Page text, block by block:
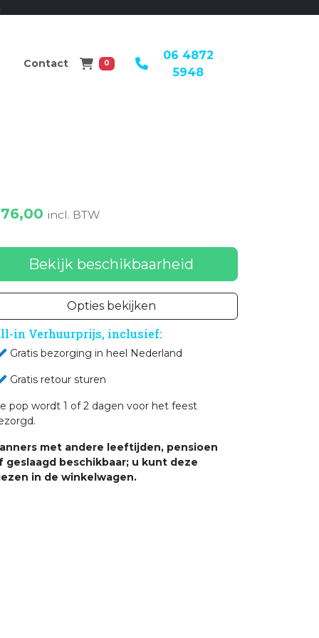
Contact Winkelwagen
0
06 4872
5948
76,00 incl. BTW
Bekijk beschikbaarheid
Opties bekijken
in Verhuurprijs, inclusief:
Gratis bezorging in heel Nederland
Gratis retour sturen
pop wordt 1 of 2 dagen voor het feest
met andere leeftijden, pensioen
geslaagd beschikbaar; u kunt deze
in de winkelwagen.